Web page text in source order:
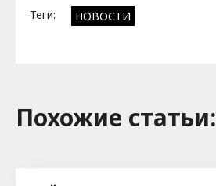
Теги: НОВОСТИ
Похожие cтатьи: